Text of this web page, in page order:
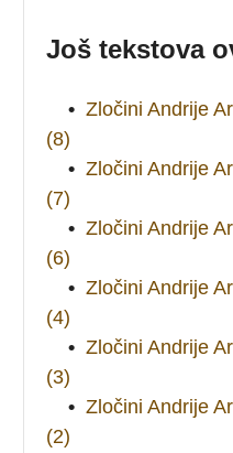
Još tekstova
• Zločini Andrije
(8)
• Zločini Andrije
(7)
• Zločini Andrije
(6)
• Zločini Andrije
(4)
• Zločini Andrije
(3)
• Zločini Andrije
(2)